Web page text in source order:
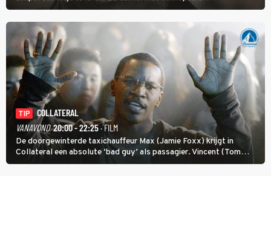
verloopt in Black Hawk down dramatisch.
TIP
COLLATERAL
VANAVOND 20:00 - 22:25· FILM
De doorgewinterde taxichauffeur Max (Jamie Foxx) krijgt in
Collateral een absolute ‘bad guy’ als passagier. Vincent (Tom
Cruise) heeft hem nodig om hem de stad door te loodsen om een